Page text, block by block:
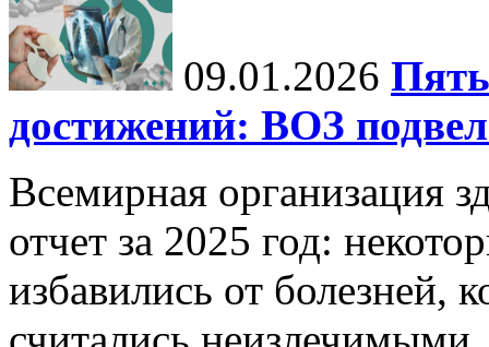
09.01.2026
достижений: ВОЗ
Всемирная организация
отчет за 2025 год:
избавились от болезней,